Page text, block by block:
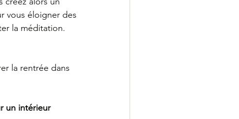
vous éloigner des
la méditation.
la rentrée dans
un intérieur